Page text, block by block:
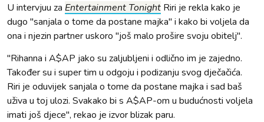
U intervjuu za Entertainment Tonight Riri je rekla kako je
dugo "sanjala o tome da postane majka" i kako bi voljela da
ona i njezin partner uskoro "još malo prošire svoju obitelj".
"Rihanna i A$AP jako su zaljubljeni i odlično im je zajedno.
Također su i super tim u odgoju i podizanju svog dječačića.
Riri je oduvijek sanjala o tome da postane majka i sad baš
uživa u toj ulozi. Svakako bi s A$AP-om u budućnosti voljela
imati još djece", rekao je izvor blizak paru.